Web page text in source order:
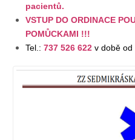
pacientů.
VSTUP DO ORDINACE
POMŮCKAMI !!!
Tel.:737 526 622 v době od